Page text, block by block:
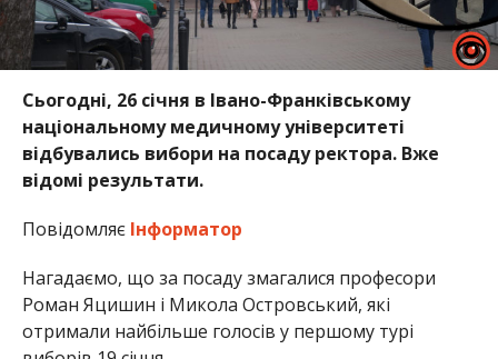
Сьогодні, 26 січня в Івано-Франківському
національному медичному університеті
відбувались вибори на посаду ректора. Вже
відомі результати.
Повідомляє Інформатор
Нагадаємо, що за посаду змагалися професори
Роман Яцишин і Микола Островський, які
отримали найбільше голосів у першому турі